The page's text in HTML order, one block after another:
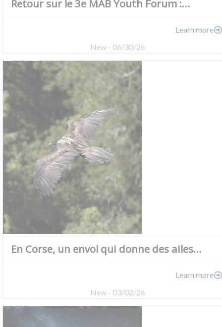
Retour sur le 3e MAB Youth Forum :…
Learn more
New - 06/30/26
En Corse, un envol qui donne des ailes…
Learn more
New - 03/02/26